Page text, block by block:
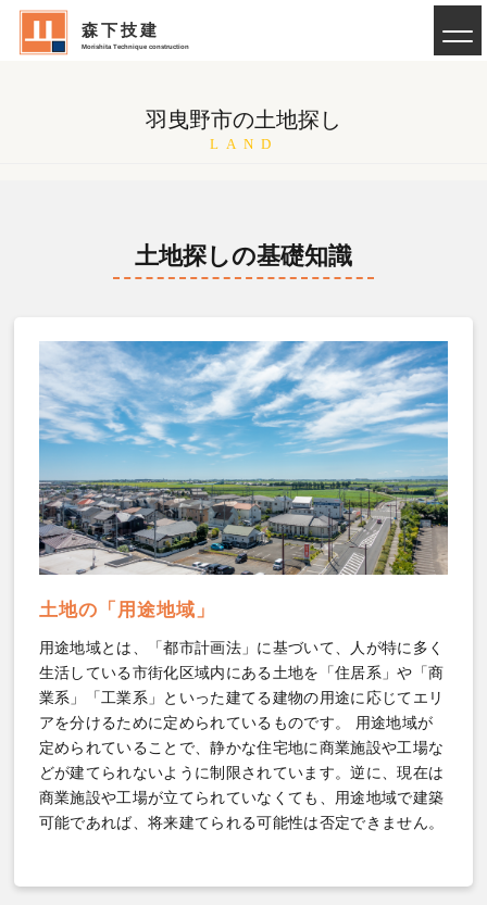
森下技建
Morishita Technique construction
羽曳野市の土地探し
LAND
土地探しの基礎知識
土地の「用途地域」
用途地域とは、「都市計画法」に基づいて、人が特に多く
生活している市街化区域内にある土地を「住居系」や「商
業系」「工業系」といった建てる建物の用途に応じてエリ
アを分けるために定められているものです。 用途地域が
定められていることで、静かな住宅地に商業施設や工場な
どが建てられないように制限されています。逆に、現在は
商業施設や工場が立てられていなくても、用途地域で建築
可能であれば、将来建てられる可能性は否定できません。